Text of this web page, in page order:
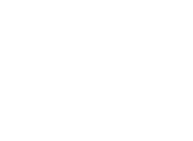
マで主演を務める韓
候補10人】